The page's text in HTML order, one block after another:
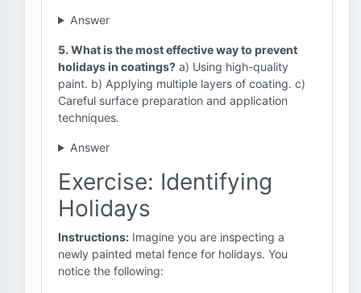
Answer
5. What is the most effective way to prevent
holidays in coatings? a) Using high-quality
paint. b) Applying multiple layers of coating. c)
Careful surface preparation and application
techniques.
Answer
Exercise: Identifying
Holidays
Instructions: Imagine you are inspecting a
newly painted metal fence for holidays. You
notice the following: